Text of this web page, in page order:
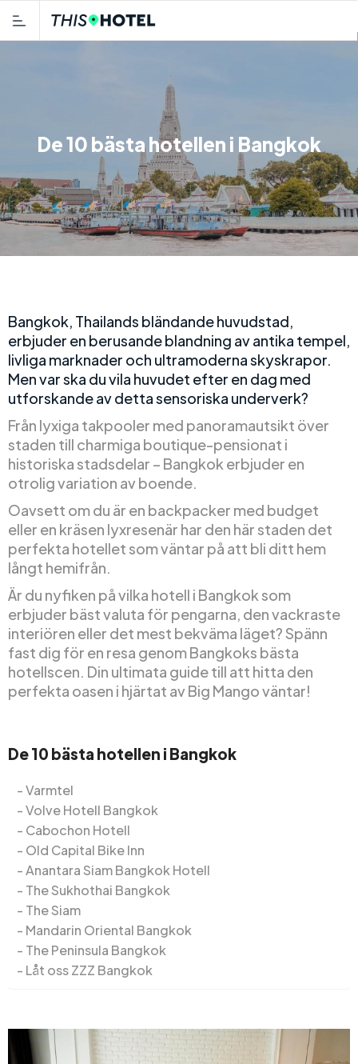
De 10 bästa hotellen i Bangkok
Bangkok, Thailands bländande huvudstad,
erbjuder en berusande blandning av antika tempel,
livliga marknader och ultramoderna skyskrapor.
Men var ska du vila huvudet efter en dag med
utforskande av detta sensoriska underverk?
Från lyxiga takpooler med panoramautsikt över
staden till charmiga boutique-pensionat i
historiska stadsdelar – Bangkok erbjuder en
otrolig variation av boende.
Oavsett om du är en backpacker med budget
eller en kräsen lyxresenär har den här staden det
perfekta hotellet som väntar på att bli ditt hem
långt hemifrån.
Är du nyfiken på vilka hotell i Bangkok som
erbjuder bäst valuta för pengarna, den vackraste
interiören eller det mest bekväma läget? Spänn
fast dig för en resa genom Bangkoks bästa
hotellscen. Din ultimata guide till att hitta den
perfekta oasen i hjärtat av Big Mango väntar!
De 10 bästa hotellen i Bangkok
Varmtel
Volve Hotell Bangkok
Cabochon Hotell
Old Capital Bike Inn
Anantara Siam Bangkok Hotell
The Sukhothai Bangkok
The Siam
Mandarin Oriental Bangkok
The Peninsula Bangkok
Låt oss ZZZ Bangkok